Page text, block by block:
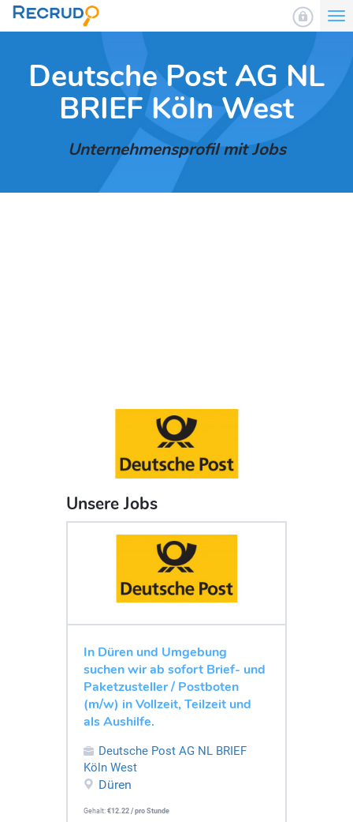
Deutsche Post AG NL
BRIEF Köln West
Unternehmensprofil mit Jobs
Unsere Jobs
In Düren und Umgebung
suchen wir ab sofort Brief- und
Paketzusteller / Postboten
(m/w) in Vollzeit, Teilzeit und
als Aushilfe.
Deutsche Post AG NL BRIEF
Köln West
Düren
Gehalt: €12.22 / pro Stunde